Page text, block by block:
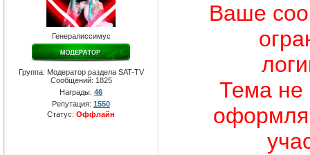
Генералиссимус
Группа: Модератор раздела SAT-TV
Сообщений: 1825
Награды: 46
Репутация: 1550
Статус: Оффлайн
Ваше
Тема не